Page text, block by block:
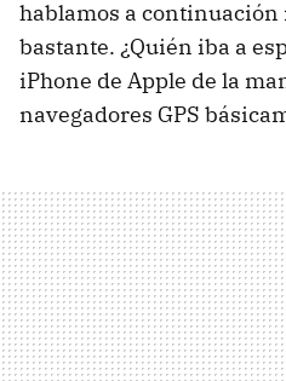
hablamos a
bastante. ¿Quién iba a
iPhone de Apple de la
navegadores GPS